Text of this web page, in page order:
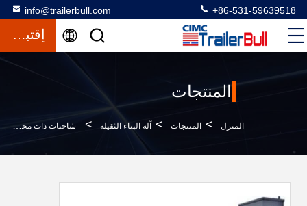
info@trailerbull.com +86-531-59639518
إقتباس
المنتجات
المنزل > المنتجات > آلة البناء الثقيلة > شاحنات ذات محور واحد لون أصفر خاصة 800L طبل 350L معدات الخرسانة